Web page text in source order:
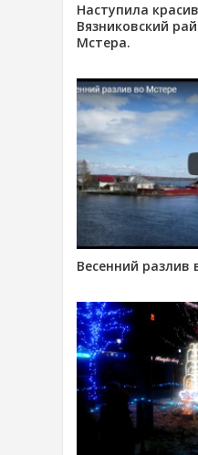
Наступила
Вязниковский
Мстера.
Весенний разлив